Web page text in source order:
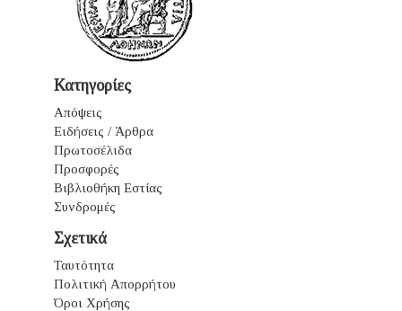
Κατηγορίες
Απόψεις
Ειδήσεις / Άρθρα
Πρωτοσέλιδα
Προσφορές
Βιβλιοθήκη Εστίας
Συνδρομές
Σχετικά
Ταυτότητα
Πολιτική Απορρήτου
Όροι Χρήσης